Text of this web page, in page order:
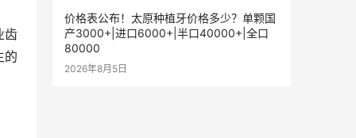
齿
的
价格表公布！太原种植牙价格多少？单颗国
产3000+|进口6000+|半口40000+|全口
80000
2026年8月5日